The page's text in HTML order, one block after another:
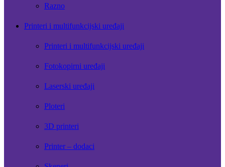
Razno
Printeri i multifunkcijski uređaji
Printeri i multifunkcijski uređaji
Fotokopirni uređaji
Laserski uređaji
Ploteri
3D printeri
Printer – dodaci